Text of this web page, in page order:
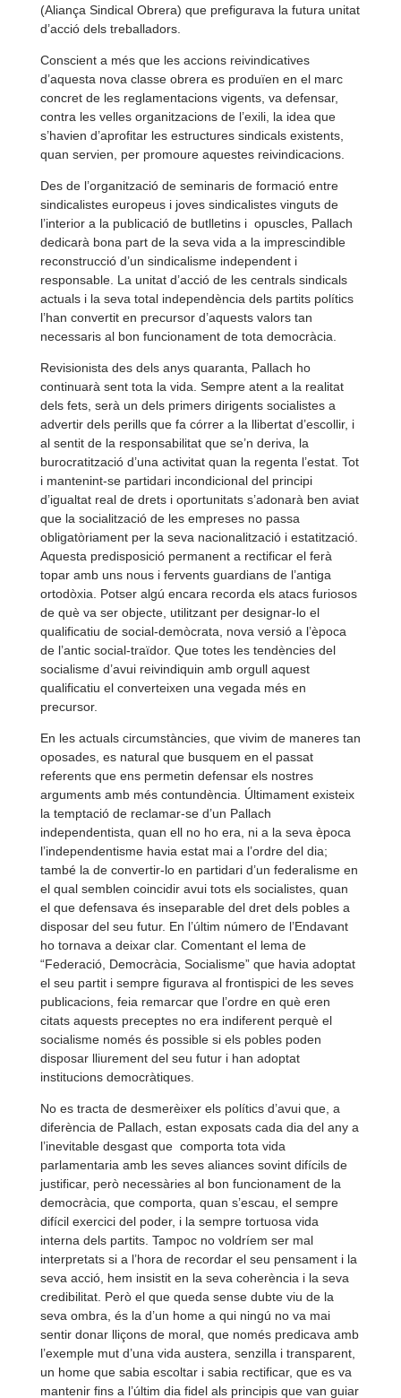
(Aliança Sindical Obrera) que prefigurava la futura unitat
d’acció dels treballadors.
Conscient a més que les accions reivindicatives
d’aquesta nova classe obrera es produïen en el marc
concret de les reglamentacions vigents, va defensar,
contra les velles organitzacions de l’exili, la idea que
s’havien d’aprofitar les estructures sindicals existents,
quan servien, per promoure aquestes reivindicacions.
Des de l’organització de seminaris de formació entre
sindicalistes europeus i joves sindicalistes vinguts de
l’interior a la publicació de butlletins i opuscles, Pallach
dedicarà bona part de la seva vida a la imprescindible
reconstrucció d’un sindicalisme independent i
responsable. La unitat d’acció de les centrals sindicals
actuals i la seva total independència dels partits polítics
l’han convertit en precursor d’aquests valors tan
necessaris al bon funcionament de tota democràcia.
Revisionista des dels anys quaranta, Pallach ho
continuarà sent tota la vida. Sempre atent a la realitat
dels fets, serà un dels primers dirigents socialistes a
advertir dels perills que fa córrer a la llibertat d’escollir, i
al sentit de la responsabilitat que se’n deriva, la
burocratització d’una activitat quan la regenta l’estat. Tot
i mantenint-se partidari incondicional del principi
d’igualtat real de drets i oportunitats s’adonarà ben aviat
que la socialització de les empreses no passa
obligatòriament per la seva nacionalització i estatització.
Aquesta predisposició permanent a rectificar el ferà
topar amb uns nous i fervents guardians de l’antiga
ortodòxia. Potser algú encara recorda els atacs furiosos
de què va ser objecte, utilitzant per designar-lo el
qualificatiu de social-demòcrata, nova versió a l’època
de l’antic social-traïdor. Que totes les tendències del
socialisme d’avui reivindiquin amb orgull aquest
qualificatiu el converteixen una vegada més en
precursor.
En les actuals circumstàncies, que vivim de maneres tan
oposades, es natural que busquem en el passat
referents que ens permetin defensar els nostres
arguments amb més contundència. Últimament existeix
la temptació de reclamar-se d’un Pallach
independentista, quan ell no ho era, ni a la seva època
l’independentisme havia estat mai a l’ordre del dia;
també la de convertir-lo en partidari d’un federalisme en
el qual semblen coincidir avui tots els socialistes, quan
el que defensava és inseparable del dret dels pobles a
disposar del seu futur. En l’últim número de l’Endavant
ho tornava a deixar clar. Comentant el lema de
“Federació, Democràcia, Socialisme” que havia adoptat
el seu partit i sempre figurava al frontispici de les seves
publicacions, feia remarcar que l’ordre en què eren
citats aquests preceptes no era indiferent perquè el
socialisme només és possible si els pobles poden
disposar lliurement del seu futur i han adoptat
institucions democràtiques.
No es tracta de desmerèixer els polítics d’avui que, a
diferència de Pallach, estan exposats cada dia del any a
l’inevitable desgast que comporta tota vida
parlamentaria amb les seves aliances sovint difícils de
justificar, però necessàries al bon funcionament de la
democràcia, que comporta, quan s’escau, el sempre
difícil exercici del poder, i la sempre tortuosa vida
interna dels partits. Tampoc no voldríem ser mal
interpretats si a l’hora de recordar el seu pensament i la
seva acció, hem insistit en la seva coherència i la seva
credibilitat. Però el que queda sense dubte viu de la
seva ombra, és la d’un home a qui ningú no va mai
sentir donar lliçons de moral, que només predicava amb
l’exemple mut d’una vida austera, senzilla i transparent,
un home que sabia escoltar i sabia rectificar, que es va
mantenir fins a l’últim dia fidel als principis que van guiar